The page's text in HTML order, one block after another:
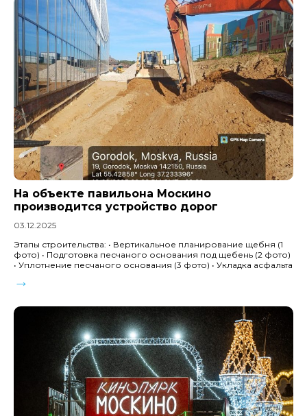
На объекте павильона Москино
производится устройство дорог
03.12.2025
Этапы строительства: • Вертикальное планирование щебня (1
фото) • Подготовка песчаного основания под щебень (2 фото)
• Уплотнение песчаного основания (3 фото) • Укладка асфальта
→